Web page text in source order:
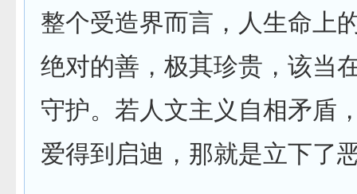
整个受造界而言，人生命上
绝对的善，极其珍贵，该当
守护。若人文主义自相矛盾
爱得到启迪，那就是立下了